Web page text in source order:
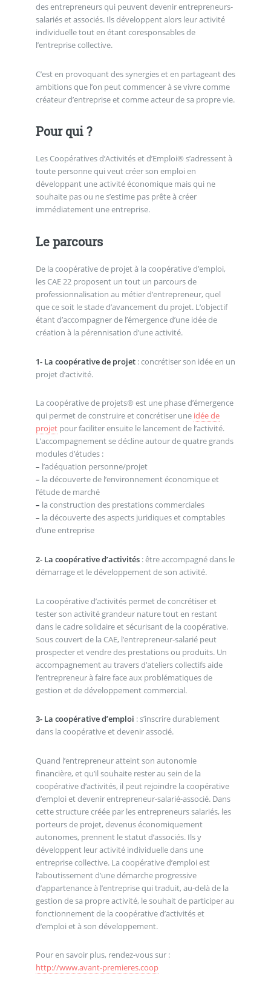
des entrepreneurs qui peuvent devenir entrepreneurs-
salariés et associés. Ils développent alors leur activité
individuelle tout en étant coresponsables de
l’entreprise collective.
C’est en provoquant des synergies et en partageant des
ambitions que l’on peut commencer à se vivre comme
créateur d’entreprise et comme acteur de sa propre vie.
Pour qui ?
Les Coopératives d’Activités et d’Emploi® s’adressent à
toute personne qui veut créer son emploi en
développant une activité économique mais qui ne
souhaite pas ou ne s’estime pas prête à créer
immédiatement une entreprise.
Le parcours
De la coopérative de projet à la coopérative d’emploi,
les CAE 22 proposent un tout un parcours de
professionnalisation au métier d’entrepreneur, quel
que ce soit le stade d’avancement du projet. L’objectif
étant d’accompagner de l’émergence d’une idée de
création à la pérennisation d’une activité.
1- La coopérative de projet: concrétiser son idée en un
projet d’activité.
La coopérative de projets® est une phase d’émergence
qui permet de construire et concrétiser une idée de
projetpour faciliter ensuite le lancement de l’activité.
L’accompagnement se décline autour de quatre grands
modules d’études :
– l’adéquation personne/projet
– la découverte de l’environnement économique et
l’étude de marché
– la construction des prestations commerciales
– la découverte des aspects juridiques et comptables
d’une entreprise
2- La coopérative d’activités: être accompagné dans le
démarrage et le développement de son activité.
La coopérative d’activités permet de concrétiser et
tester son activité grandeur nature tout en restant
dans le cadre solidaire et sécurisant de la coopérative.
Sous couvert de la CAE, l’entrepreneur-salarié peut
prospecter et vendre des prestations ou produits. Un
accompagnement au travers d’ateliers collectifs aide
l’entrepreneur à faire face aux problématiques de
gestion et de développement commercial.
3- La coopérative d’emploi : s’inscrire durablement
dans la coopérative et devenir associé.
Quand l’entrepreneur atteint son autonomie
financière, et qu’il souhaite rester au sein de la
coopérative d’activités, il peut rejoindre la coopérative
d’emploi et devenir entrepreneur-salarié-associé. Dans
cette structure créée par les entrepreneurs salariés, les
porteurs de projet, devenus économiquement
autonomes, prennent le statut d’associés. Ils y
développent leur activité individuelle dans une
entreprise collective. La coopérative d’emploi est
l’aboutissement d’une démarche progressive
d’appartenance à l’entreprise qui traduit, au-delà de la
gestion de sa propre activité, le souhait de participer au
fonctionnement de la coopérative d’activités et
d’emploi et à son développement.
Pour en savoir plus, rendez-vous sur :
http://www.avant-premieres.coop